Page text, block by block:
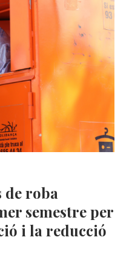
de roba
semestre per
i la reducció